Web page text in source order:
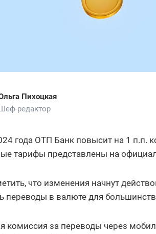
Пихоцкая
редактор
года ОТП Банк повысит на 1 п.п.
тарифы представлены на
что изменения начнут
переводы в валюте для
комиссия за переводы через